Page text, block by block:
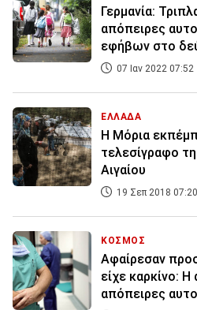
Γερμανία:
απόπειρες
εφήβων στο
07 Ιαν 2022 07:52
ΕΛΛΑΔΑ
Η Μόρια
τελεσίγραφο
Αιγαίου
19 Σεπ 2018 07:20
ΚΟΣΜΟΣ
Αφαίρεσαν
είχε καρκίνο:
απόπειρες